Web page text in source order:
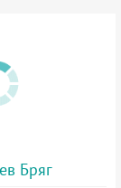
Бряг